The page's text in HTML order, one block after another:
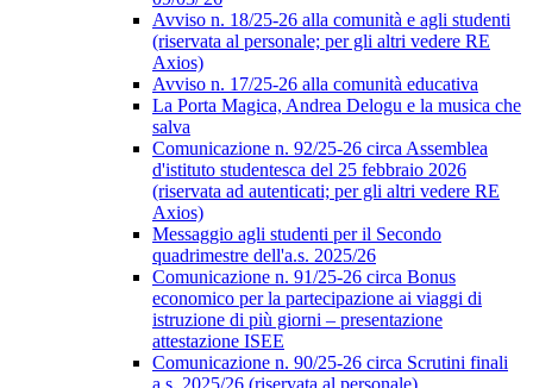
Avviso n. 18/25-26 alla comunità e agli studenti
(riservata al personale; per gli altri vedere RE
Axios)
Avviso n. 17/25-26 alla comunità educativa
La Porta Magica, Andrea Delogu e la musica che
salva
Comunicazione n. 92/25-26 circa Assemblea
d'istituto studentesca del 25 febbraio 2026
(riservata ad autenticati; per gli altri vedere RE
Axios)
Messaggio agli studenti per il Secondo
quadrimestre dell'a.s. 2025/26
Comunicazione n. 91/25-26 circa Bonus
economico per la partecipazione ai viaggi di
istruzione di più giorni – presentazione
attestazione ISEE
Comunicazione n. 90/25-26 circa Scrutini finali